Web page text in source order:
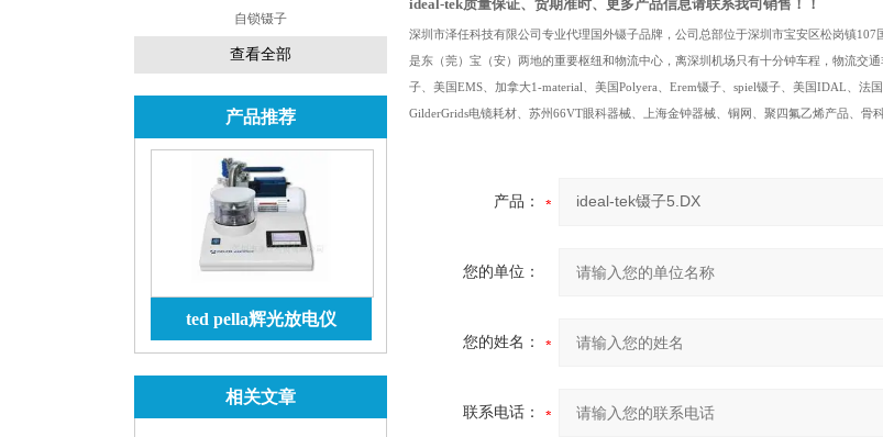
自锁镊子
查看全部
产品推荐
ted pella辉光放电仪
相关文章
ideal-tek质量保证、货期准时、更多产品信息请联系我司销售！！
深圳市泽任科技有限公司专业代理国外镊子品牌，公司总部位于深圳市宝安区松岗镇107
是东（莞）宝（安）两地的重要枢纽和物流中心，离深圳机场只有十分钟车程，物流交
子、美国EMS、加拿大1-material、美国Polyera、Erem镊子、spiel镊子、美国IDAL、法
GilderGrids电镜耗材、苏州66VT眼科器械、上海金钟器械、铜网、聚四氟乙烯产品、骨
产品：
您的单位：
您的姓名：
联系电话：